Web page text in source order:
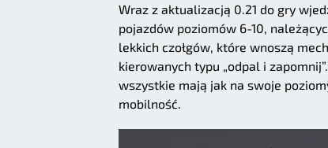
Wraz z aktualizacją 0.21 do gry
pojazdów poziomów 6-10,
lekkich czołgów, które wnoszą
kierowanych typu „odpal i
wszystkie mają jak na swoje
mobilność.